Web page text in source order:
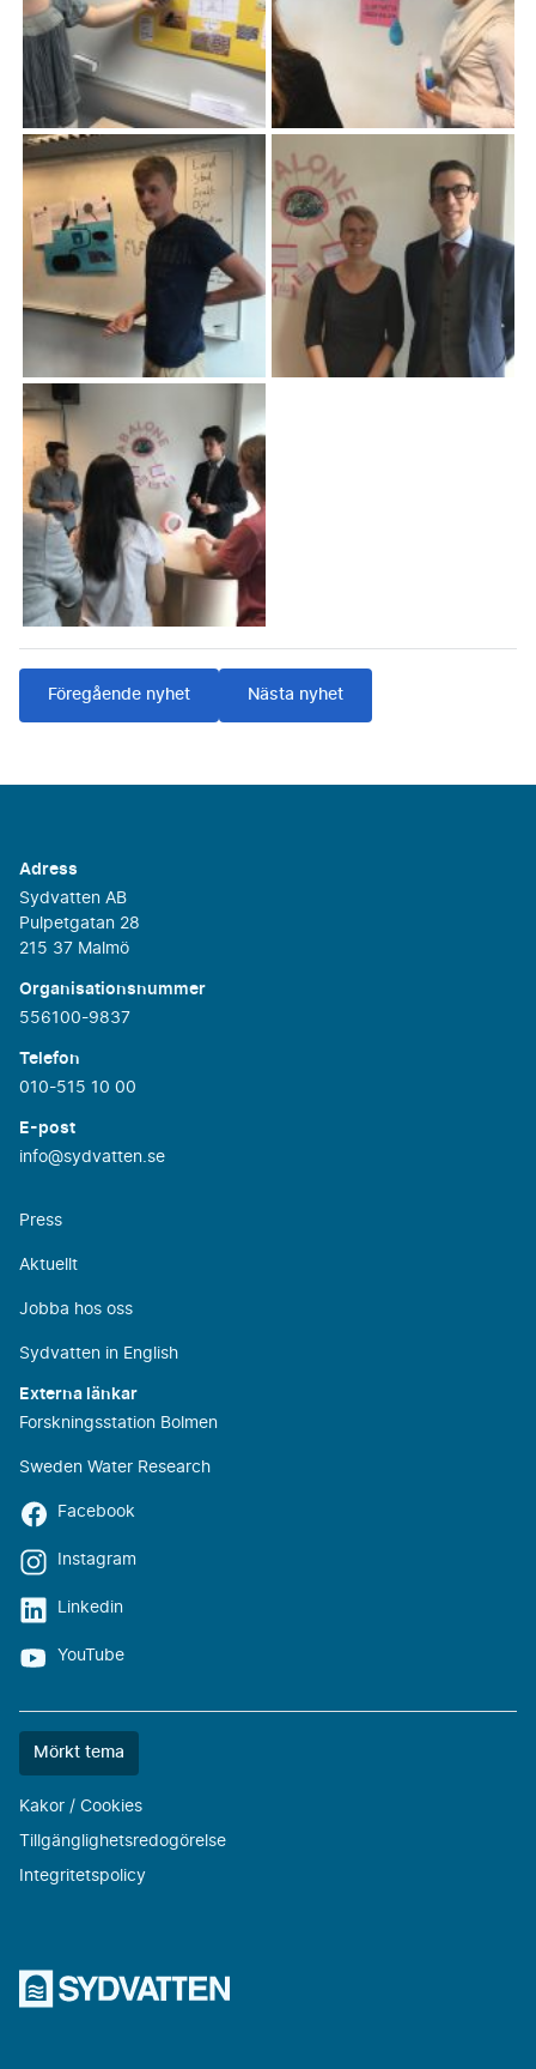
Föregående nyhet Nästa nyhet
Adress
Sydvatten AB
Pulpetgatan 28
215 37 Malmö
Organisationsnummer
556100-9837
Telefon
010-515 10 00
E-post
info@sydvatten.se
Press
Aktuellt
Jobba hos oss
Sydvatten in English
Externa länkar
Forskningsstation Bolmen
Sweden Water Research
Facebook
Instagram
Linkedin
YouTube
Färgtemat
Mörkt tema
Kakor / Cookies
Tillgänglighetsredogörelse
Integritetspolicy